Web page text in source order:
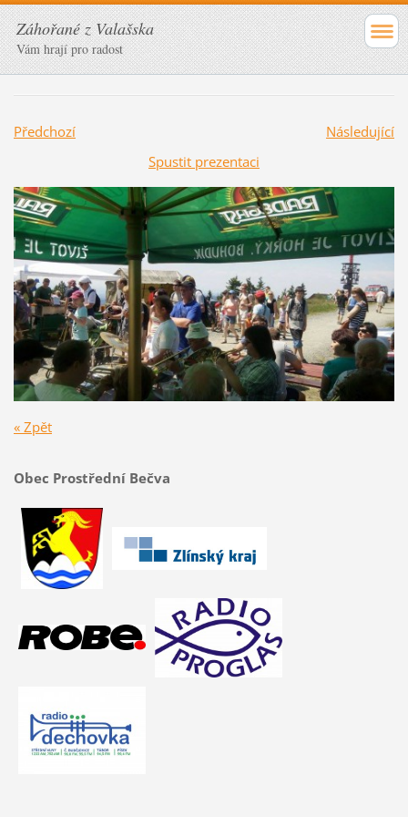
Záhořané z Valašska
Vám hrají pro radost
Předchozí
Následující
Spustit prezentaci
« Zpět
Obec Prostřední Bečva